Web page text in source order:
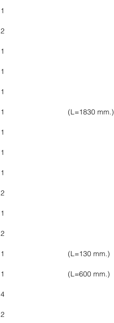
1
2
1
1
1
1 (L=1830 mm.)
1
1
1
2
1
2
1 (L=130 mm.)
1 (L=600 mm.)
4
2